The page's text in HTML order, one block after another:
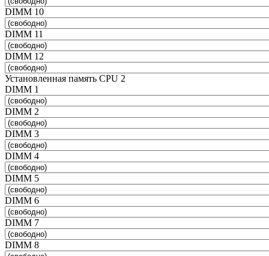
DIMM 10
DIMM 11
DIMM 12
Установленная память CPU 2
DIMM 1
DIMM 2
DIMM 3
DIMM 4
DIMM 5
DIMM 6
DIMM 7
DIMM 8